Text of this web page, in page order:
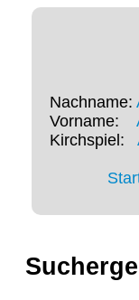
Nachname:
Vorname:
Kirchspiel: